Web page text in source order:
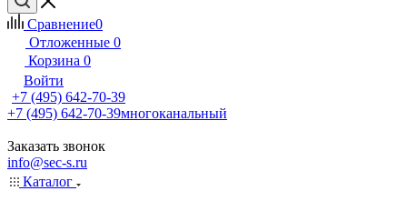
Сравнение0
Отложенные 0
Корзина 0
Войти
+7 (495) 642-70-39
+7 (495) 642-70-39многоканальный
Заказать звонок
info@sec-s.ru
Каталог